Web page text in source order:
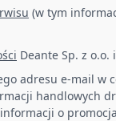
(w tym
Deante Sp. z
adresu e-mail w
handlowych
o